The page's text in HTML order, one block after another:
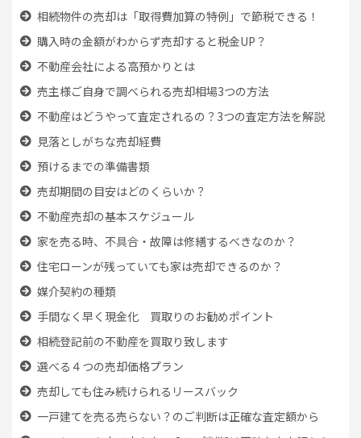
相続物件の売却は「取得費加算の特例」で節税できる！
購入時の金額がわからず売却すると税金UP？
不動産会社による高預かりとは
売主様ご自身で調べられる売却相場3つの方法
不動産はどうやって査定されるの？3つの査定方法を解説
見落としがちな売却経費
預けるまでの準備書類
売却期間の目安はどのくらいか？
不動産売却の基本スケジュール
家を売る時、 不具合・故障は修繕するべきなのか？
住宅ローンが残っていても家は売却できるのか？
媒介契約の種類
手間なく早く現金化 買取りのお勧めポイント
相続登記前の不動産を買取り致します
選べる４つの売却価格プラン
売却しても住み続けられるリースバック
一戸建てを売る売らない？のご判断は正確な査定額から